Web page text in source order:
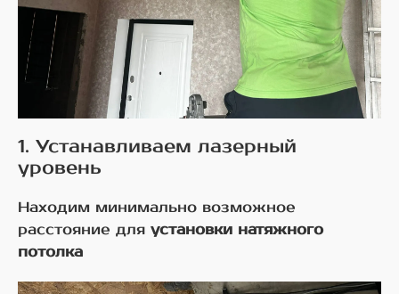
1. Устанавливаем лазерный
уровень
Находим минимально возможное
расстояние для установки натяжного
потолка